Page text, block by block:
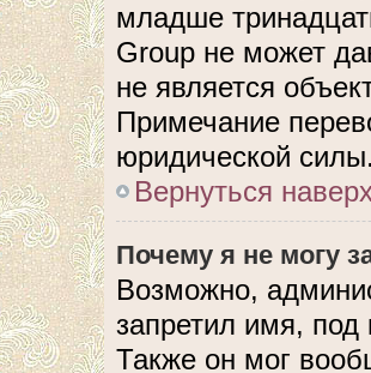
младше
Group не может
не является
Примечание
юридической
Вернуться
Почему я не могу
Возможно,
запретил имя, под
Также он мог